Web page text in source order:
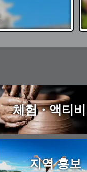
체험・액티비
지역 홍보